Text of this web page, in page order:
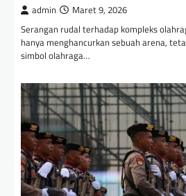
admin Maret 9, 2026
Serangan rudal terhadap kompleks
hanya menghancurkan sebuah arena,
simbol olahraga…